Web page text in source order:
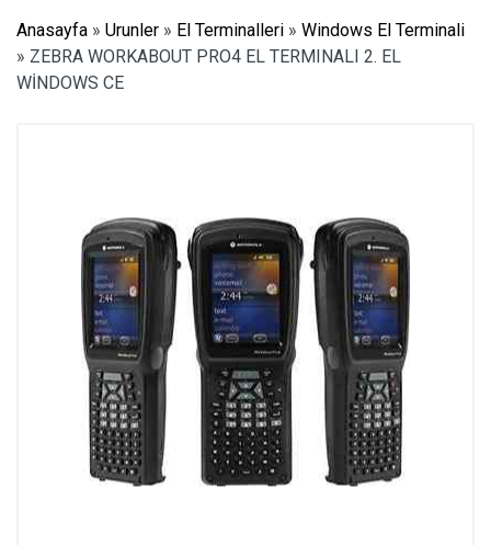
Anasayfa » Urunler » El Terminalleri » Windows El Terminali
» ZEBRA WORKABOUT PRO4 EL TERMINALI 2. EL
WİNDOWS CE